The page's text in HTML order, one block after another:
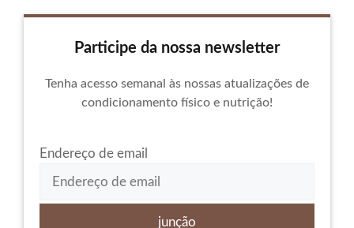
Participe da nossa newsletter
Tenha acesso semanal às nossas atualizações de
condicionamento físico e nutrição!
Endereço de email